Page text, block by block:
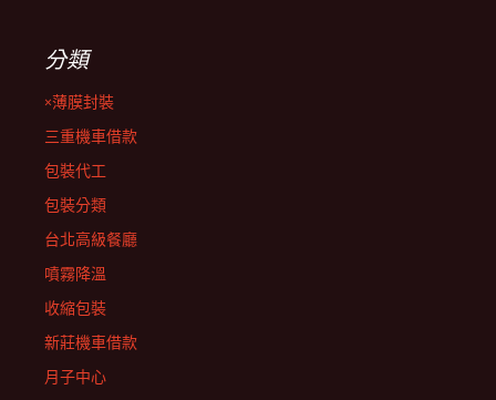
分類
×薄膜封裝
三重機車借款
包裝代工
包裝分類
台北高級餐廳
噴霧降溫
收縮包裝
新莊機車借款
月子中心